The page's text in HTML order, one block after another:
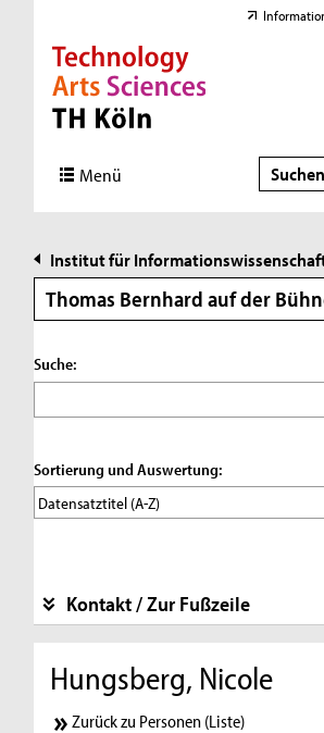
Direkt zur Hauptnavigation
Direkt zur Subnavigation
Direkt zum Inhalt
Direkt zum Fußbereich
Menü Suche
Suche
Institut für
Thomas Bernhard auf der
Suche:
Sortierung und Auswertung:
Kontakt / Zur Fußzeile
Hungsberg, Nicole
Zurück zu Personen (Liste)